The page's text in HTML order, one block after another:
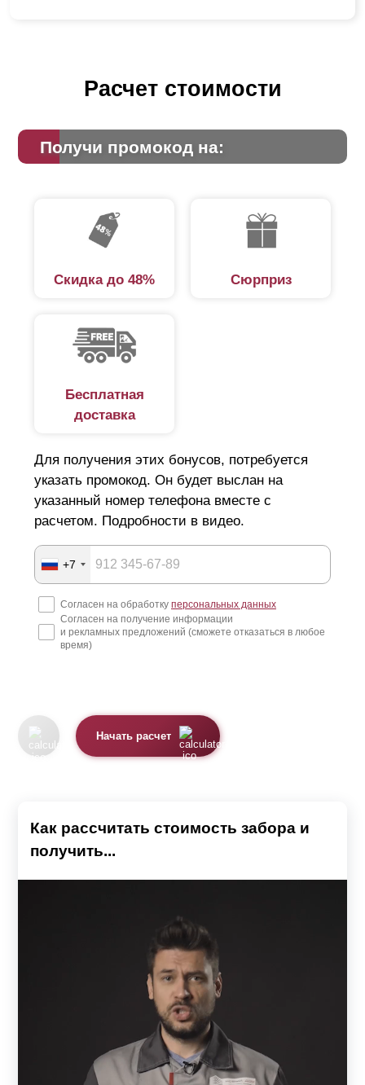
Расчет стоимости
Получи промокод на:
Скидка до 48% Сюрприз
Бесплатная
доставка
Для получения этих бонусов, потребуется
указать промокод. Он будет выслан на
указанный номер телефона вместе с
расчетом. Подробности в видео.
+7
Согласен на обработку персональных данных
Согласен на получение информации
и рекламных предложений (сможете отказаться в любое
время)
Начать расчет
Как рассчитать стоимость забора и
получить...